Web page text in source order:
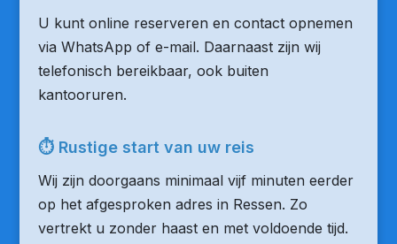
U kunt online reserveren en contact opnemen
via WhatsApp of e-mail. Daarnaast zijn wij
telefonisch bereikbaar, ook buiten
kantooruren.
⏱ Rustige start van uw reis
Wij zijn doorgaans minimaal vijf minuten eerder
op het afgesproken adres in Ressen. Zo
vertrekt u zonder haast en met voldoende tijd.